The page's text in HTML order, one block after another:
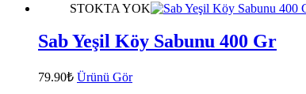
STOKTA YOK
Sab Yeşil Köy Sabunu 400 Gr
79.90₺ Ürünü Gör